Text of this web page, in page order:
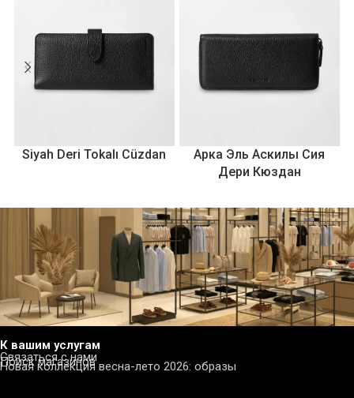
Siyah Deri Tokalı Cüzdan
Арка Эль Аскилы Сия
Дери Кюздан
К вашим услугам
Связаться с нами
Поиск магазинов
Новая коллекция весна-лето 2026: образы